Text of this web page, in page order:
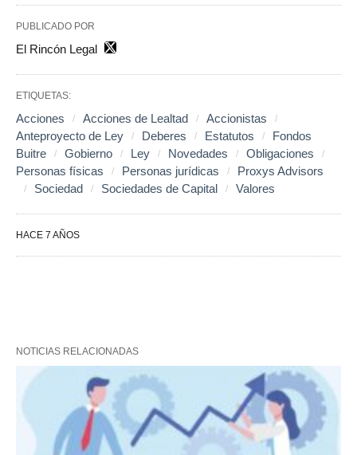
PUBLICADO POR
El Rincón Legal
ETIQUETAS:
Acciones Acciones de Lealtad
Accionistas
Anteproyecto de Ley
Deberes Estatutos
Fondos
Buitre
Gobierno Ley Novedades
Obligaciones
Personas físicas
Personas jurídicas
Proxys Advisors
Sociedad
Sociedades de Capital Valores
HACE 7 AÑOS
NOTICIAS RELACIONADAS